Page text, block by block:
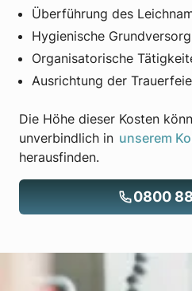
Überführung des
Hygienische
Organisatorische
Ausrichtung der
Die Höhe dieser Kosten
unverbindlich in unserem
herausfinden.
0800